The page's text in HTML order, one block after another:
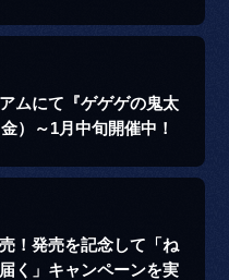
ムにて『ゲゲゲの鬼太
）～1月中旬開催中！
！発売を記念して「ね
く」キャンペーンを実